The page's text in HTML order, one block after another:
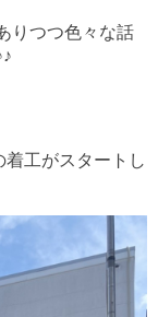
りつつ色々な話
工がスタートし